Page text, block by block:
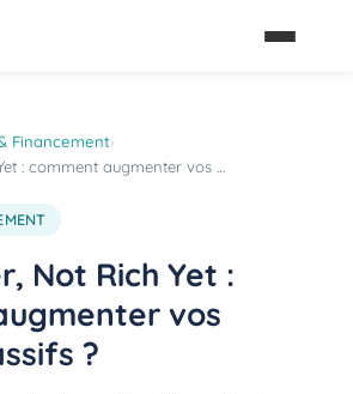
Financement›
: comment augmenter vos …
Not Rich Yet :
vos
?